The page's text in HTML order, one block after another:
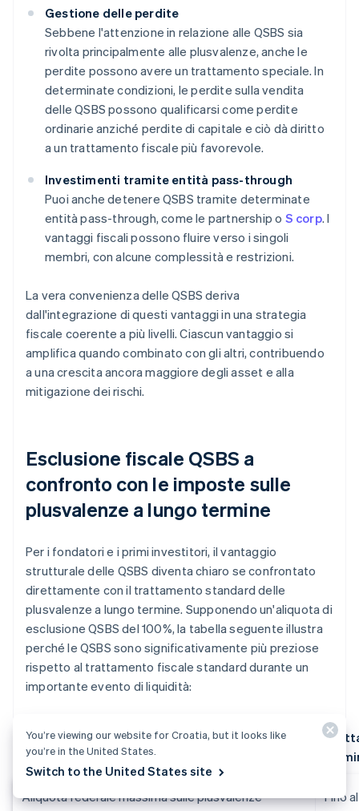
Gestione delle perdite
Sebbene l'attenzione in relazione alle QSBS sia
rivolta principalmente alle plusvalenze, anche le
perdite possono avere un trattamento speciale. In
determinate condizioni, le perdite sulla vendita
delle QSBS possono qualificarsi come perdite
ordinarie anziché perdite di capitale e ciò dà diritto
a un trattamento fiscale più favorevole.
Investimenti tramite entità pass-through
Puoi anche detenere QSBS tramite determinate
entità pass-through, come le partnership o S corp. I
vantaggi fiscali possono fluire verso i singoli
membri, con alcune complessità e restrizioni.
La vera convenienza delle QSBS deriva
dall'integrazione di questi vantaggi in una strategia
fiscale coerente a più livelli. Ciascun vantaggio si
amplifica quando combinato con gli altri, contribuendo
a una crescita ancora maggiore degli asset e alla
mitigazione dei rischi.
Esclusione fiscale QSBS a
confronto con le imposte sulle
plusvalenze a lungo termine
Per i fondatori e i primi investitori, il vantaggio
strutturale delle QSBS diventa chiaro se confrontato
direttamente con il trattamento standard delle
plusvalenze a lungo termine. Supponendo un'aliquota di
esclusione QSBS del 100%, la tabella seguente illustra
perché le QSBS sono significativamente più preziose
rispetto al trattamento fiscale standard durante un
importante evento di liquidità:
Componente fiscale / scenario
Aliquota federale massima sulle plusvalenze Fino
You’re viewing our website for Croatia, but it looks like
you’re in the United States.
Switch to the United States site